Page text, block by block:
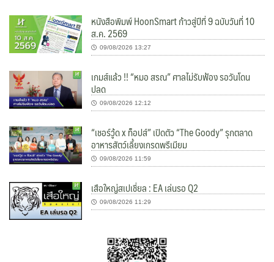
หนังสือพิมพ์ HoonSmart ก้าวสู่ปีที่ 9 ฉบับวันที่ 10
ส.ค. 2569
09/08/2026 13:27
เกมส์แล้ว !! “หมอ สรณ” ศาลไม่รับฟ้อง รอวันโดน
ปลด
09/08/2026 12:12
“เชอร์วู้ด x ท็อปส์” เปิดตัว “The Goody” รุกตลาด
อาหารสัตว์เลี้ยงเกรดพรีเมียม
09/08/2026 11:59
เสือใหญ่สเปเชี่ยล : EA เล่นรอ Q2
09/08/2026 11:29